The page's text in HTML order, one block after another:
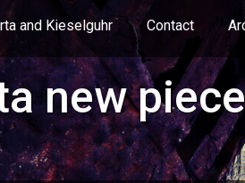
and Kieselguhr Contact
new